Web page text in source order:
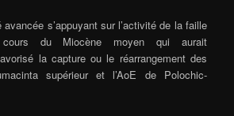
s’appuyant sur l’activité de la faille
du Miocène moyen qui aurait
la capture ou le réarrangement des
supérieur et l’AoE de Polochic-